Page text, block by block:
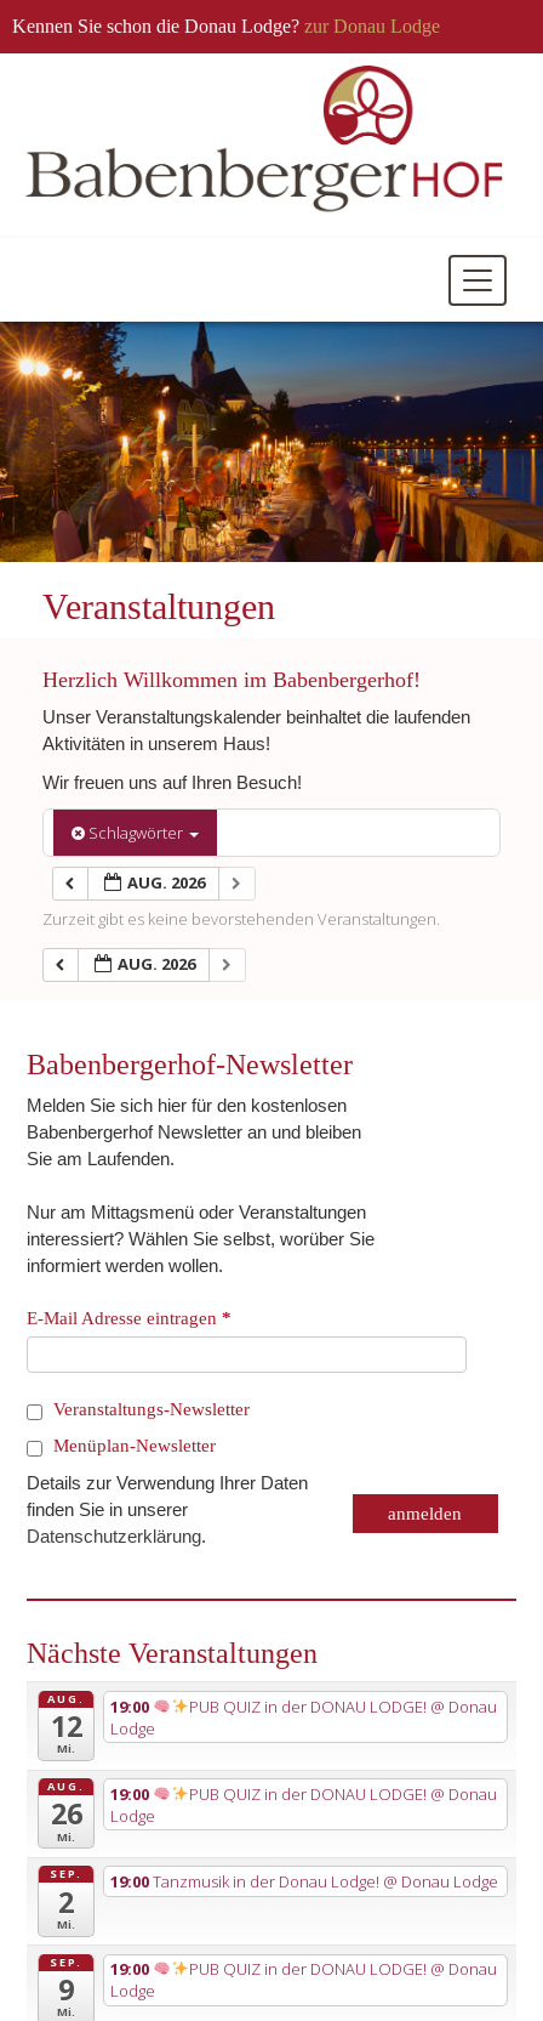
Kennen Sie schon die Donau Lodge? zur Donau Lodge
Mobile
Veranstaltungen
Herzlich Willkommen im Babenbergerhof!
Unser Veranstaltungskalender beinhaltet die laufenden
Aktivitäten in unserem Haus!
Wir freuen uns auf Ihren Besuch!
Schlagwörter
AUG. 2026
Zurzeit gibt es keine bevorstehenden Veranstaltungen.
AUG. 2026
Babenbergerhof-Newsletter
Melden Sie sich hier für den kostenlosen
Babenbergerhof Newsletter an und bleiben
Sie am Laufenden.
Nur am Mittagsmenü oder Veranstaltungen
interessiert? Wählen Sie selbst, worüber Sie
informiert werden wollen.
E-Mail Adresse eintragen*
Veranstaltungs-Newsletter
Menüplan-Newsletter
Details zur Verwendung Ihrer Daten
finden Sie in unserer
Datenschutzerklärung.
Nächste Veranstaltungen
AUG.
12
Mi.
19:00 PUB QUIZ in der DONAU LODGE! @ Donau
Lodge
AUG.
26
Mi.
19:00 PUB QUIZ in der DONAU LODGE! @ Donau
Lodge
SEP.
2
Mi.
19:00Tanzmusik in der Donau Lodge! @ Donau Lodge
SEP.
9
Mi.
19:00 PUB QUIZ in der DONAU LODGE! @ Donau
Lodge